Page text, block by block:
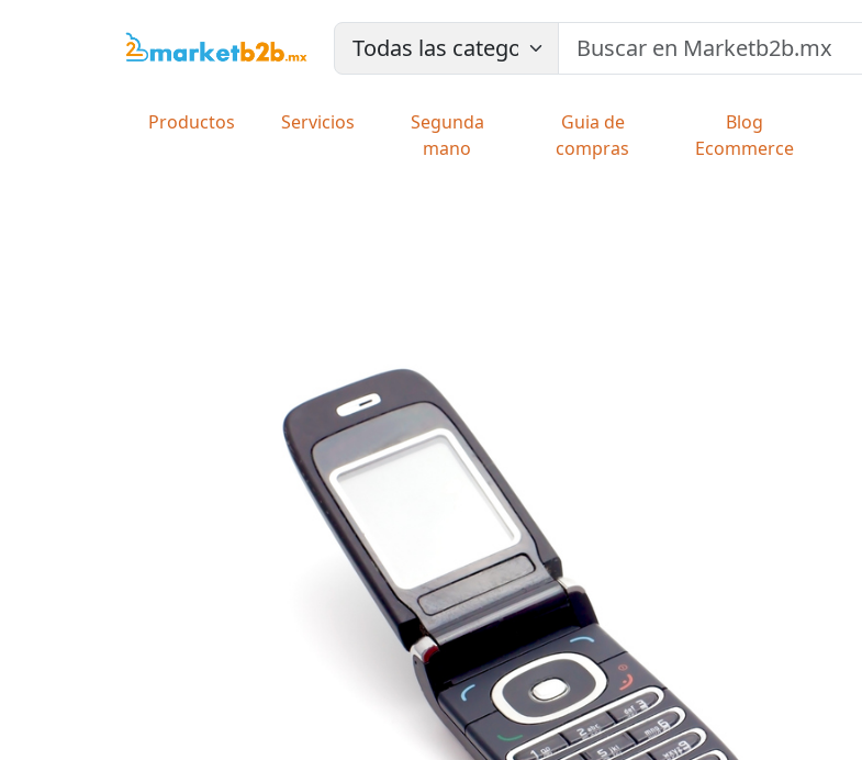
Productos Servicios
Segunda
mano
Guia de
compras
Blog
Ecommerce